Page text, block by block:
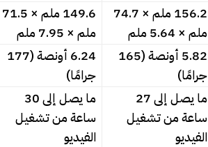
156.2 ملم × 74.7
ملم × 5.64 ملم
149.6 ملم × 71.5
ملم × 7.95 ملم
5.82 أونصة (165
جرامًا)
6.24 أونصة (177
جرامًا)
ما يصل إلى 27
ساعة من تشغيل
الفيديو
ما يصل إلى 30
ساعة من تشغيل
الفيديو